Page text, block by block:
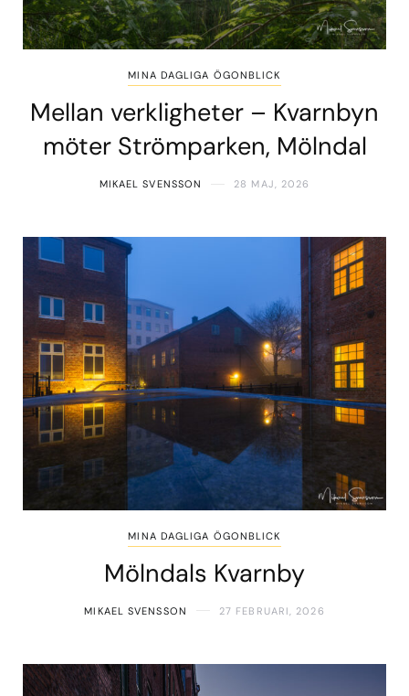
MINA DAGLIGA ÖGONBLICK
Mellan verkligheter – Kvarnbyn
möter Strömparken, Mölndal
MIKAEL SVENSSON 28 MAJ, 2026
MINA DAGLIGA ÖGONBLICK
Mölndals Kvarnby
MIKAEL SVENSSON 27 FEBRUARI, 2026